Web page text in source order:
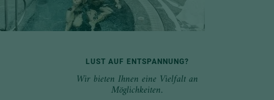
LUST AUF ENTSPANNUNG?
Wir bieten Ihnen eine Vielfalt an
Möglichkeiten.